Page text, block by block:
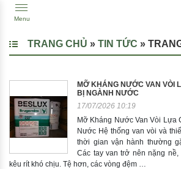
Menu
TRANG CHỦ » TIN TỨC »
MỠ KHÁNG NƯỚC VAN VÒI
BỊ NGÀNH NƯỚC
17/07/2026 10:19
Mỡ Kháng Nước Van Vòi Lựa
Nước Hệ thống van vòi và
thời gian vận hành thường
Các tay van trở nên nặng
kêu rít khó chịu. Tệ hơn, các vòng đệm …